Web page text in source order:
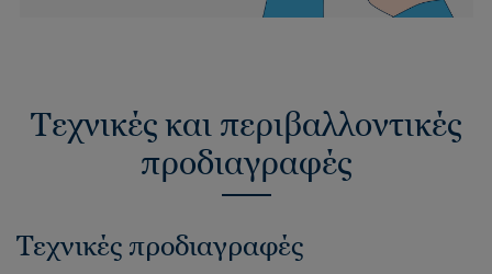
Τεχνικές και περιβαλλοντικές
προδιαγραφές
Τεχνικές προδιαγραφές